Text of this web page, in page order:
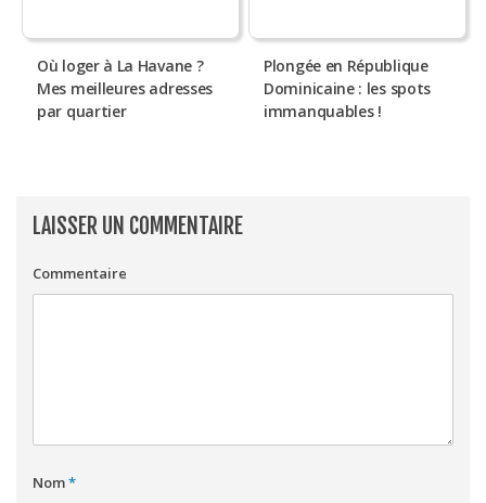
Où loger à La Havane ?
Mes meilleures adresses
par quartier
Plongée en République
Dominicaine : les spots
immanquables !
LAISSER UN COMMENTAIRE
Commentaire
Nom*